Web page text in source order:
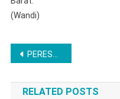
(Wandi)
Post
navigation
PERESMIAN JEMBATAN CURUG KLARI OLEH BUPATI KARAWANG
RELATED POSTS